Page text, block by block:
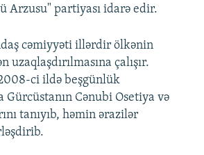
Arzusu" partiyası idarə edir.
cəmiyyəti illərdir ölkənin
uzaqlaşdırılmasına çalışır.
ci ildə beşgünlük
Gürcüstanın Cənubi Osetiya və
tanıyıb, həmin ərazilər